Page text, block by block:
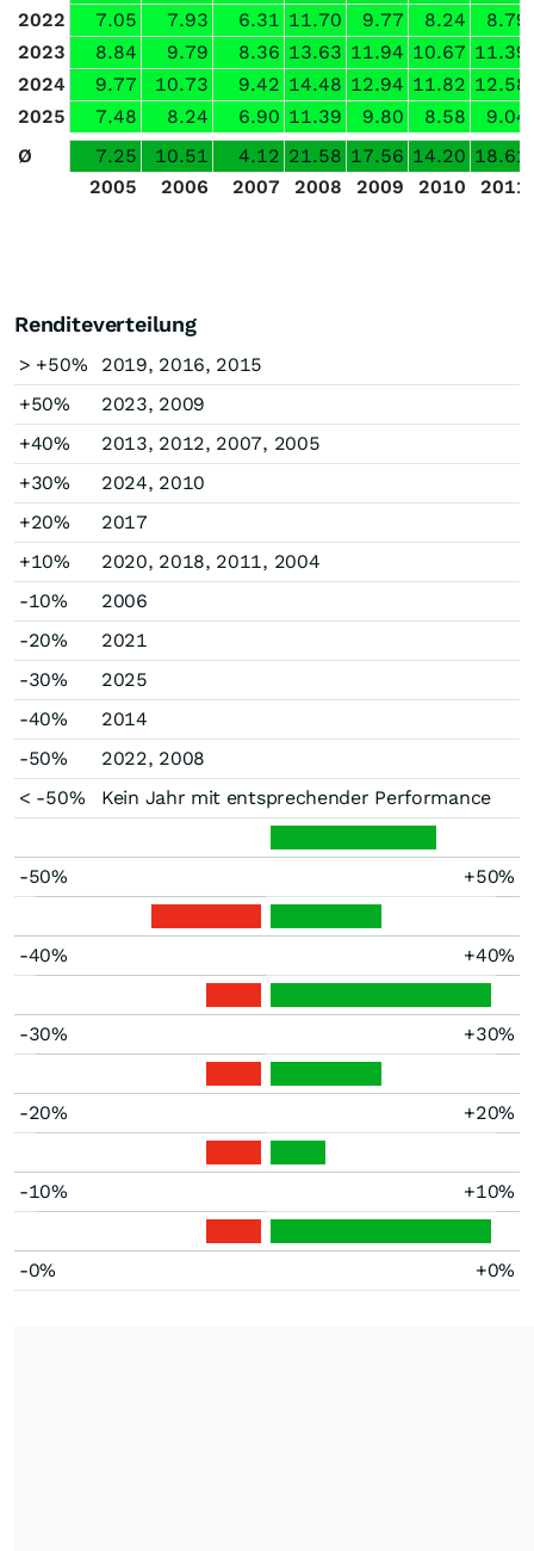
2022
7.05 7.93 6.31 11.70 9.77 8.24
8.79
2023
8.84 9.79 8.36 13.63 11.94 10.67 11.39
2024
9.77 10.73 9.42 14.48 12.94 11.82 12.58
2025
7.48 8.24 6.90 11.39 9.80 8.58
9.04
Ø
7.25 10.51 4.12 21.58 17.56 14.20 18.61
2005
2006 2007 2008 2009 2010 2011
Renditeverteilung
> +50%
2019, 2016, 2015
+50%
2023, 2009
+40%
2013, 2012, 2007, 2005
+30%
2024, 2010
+20%
2017
+10%
2020, 2018, 2011, 2004
-10%
2006
-20%
2021
-30%
2025
-40%
2014
-50%
2022, 2008
< -50%
Kein Jahr mit entsprechender Performance
-50% +50%
-40% +40%
-30% +30%
-20% +20%
-10% +10%
-0% +0%